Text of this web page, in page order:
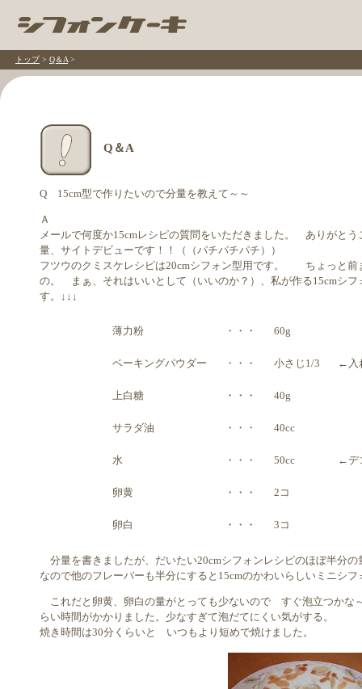
トップ> Q＆A >
Q＆A
Q 15cm型で作りたいので分量を教えて～～
Ａ
メールで何度か15cmレシピの質問をいただきました。 ありがと
量、サイトデビューです！！（（パチパチパチ））
フツウのクミスケレシピは20cmシフォン型用です。 ちょっと
の。 まぁ、それはいいとして（いいのか？）、私が作る15cmシ
す。↓↓↓
薄力粉 ・・・ 60g
ベーキングパウダー ・・・ 小さじ1/3 ←入
上白糖 ・・・ 40g
サラダ油 ・・・ 40cc
水 ・・・ 50cc ←デ
卵黄 ・・・ 2コ
卵白 ・・・ 3コ
分量を書きましたが、だいたい20cmシフォンレシピのほぼ半分
なので他のフレーバーも半分にすると15cmのかわいらしいミニシ
これだと卵黄、卵白の量がとっても少ないので すぐ泡立つかな
らい時間がかかりました。少なすぎて泡だてにくい気がする。
焼き時間は30分くらいと いつもより短めで焼けました。